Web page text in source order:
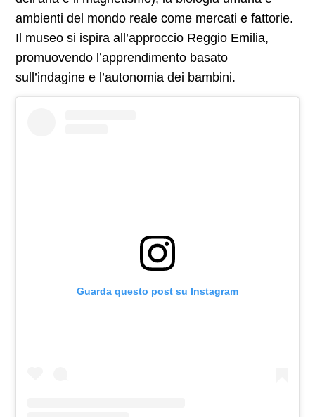
ambienti del mondo reale come mercati e fattorie.
Il museo si ispira all’approccio Reggio Emilia,
promuovendo l’apprendimento basato
sull’indagine e l’autonomia dei bambini.
Guarda questo post su Instagram